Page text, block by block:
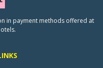
in payment methods offered at